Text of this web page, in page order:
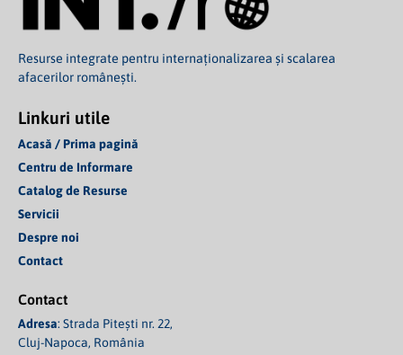
Resurse integrate pentru internaționalizarea și scalarea
afacerilor românești.
Linkuri utile
Acasă / Prima pagină
Centru de Informare
Catalog de Resurse
Servicii
Despre noi
Contact
Contact
Adresa: Strada Pitești nr. 22,
Cluj-Napoca, România